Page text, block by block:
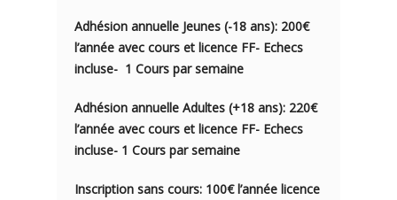
Adhésion annuelle Jeunes (-18 ans): 200€
l’année avec cours et licence FF- Echecs
incluse- 1 Cours par semaine
Adhésion annuelle Adultes (+18 ans): 220€
l’année avec cours et licence FF- Echecs
incluse- 1 Cours par semaine
Inscription sans cours: 100€ l’année licence